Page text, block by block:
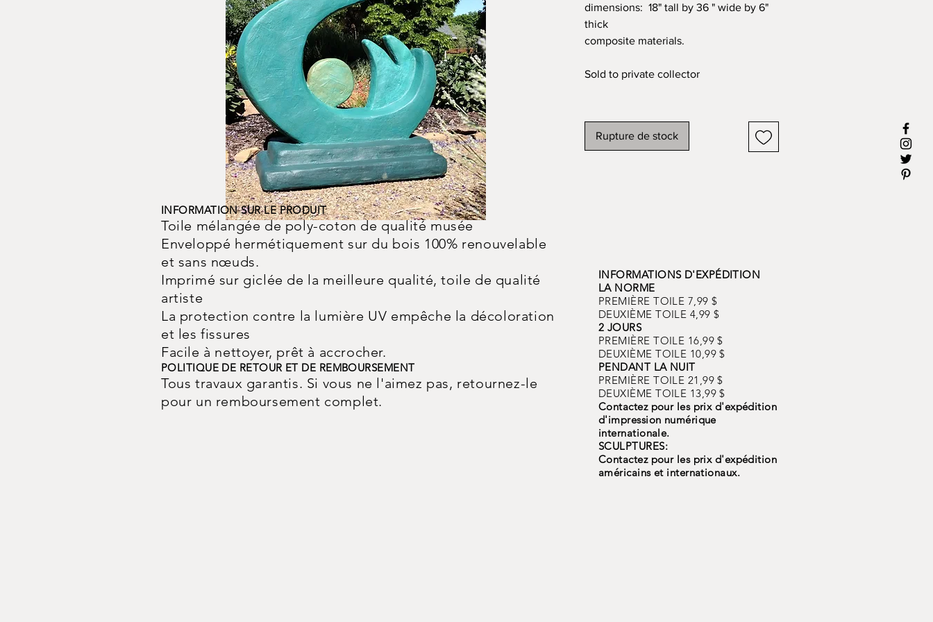
dimensions: 18" tall by 36 " wide by 6"
thick
composite materials.
Sold to private collector
Rupture de stock
INFORMATION SUR LE PRODUIT
Toile mélangée de poly-coton de qualité musée
Enveloppé hermétiquement sur du bois 100% renouvelable
et sans nœuds.
Imprimé sur giclée de la meilleure qualité, toile de qualité
artiste
La protection contre la lumière UV empêche la décoloration
et les fissures
Facile à nettoyer, prêt à accrocher.
POLITIQUE DE RETOUR ET DE REMBOURSEMENT
Tous travaux garantis. Si vous ne l'aimez pas, retournez-le
pour un remboursement complet.
INFORMATIONS D'EXPÉDITION
LA NORME
PREMIÈRE TOILE 7,99 $
DEUXIÈME TOILE 4,99 $
2 JOURS
PREMIÈRE TOILE 16,99 $
DEUXIÈME TOILE 10,99 $
PENDANT LA NUIT
PREMIÈRE TOILE 21,99 $
DEUXIÈME TOILE 13,99 $
Contactez pour les prix d'expédition
d'impression numérique
internationale.
SCULPTURES:
Contactez pour les prix d'expédition
américains et internationaux.